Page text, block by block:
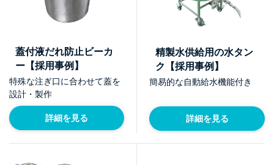
蓋付液だれ防止ビーカ
ー【採用事例】
特殊な注ぎ口に合わせて蓋を
設計・製作
詳細を見る
精製水供給用の水タン
ク【採用事例】
簡易的な自動給水機能付き
詳細を見る